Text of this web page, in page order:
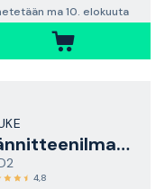
ma 10. elokuuta
Jännitteenilmaisin
4,8